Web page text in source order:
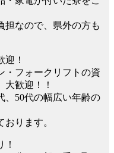
担なので、県外の方も
！
・フォークリフトの資
大歓迎！！
、50代の幅広い年齢の
おります。